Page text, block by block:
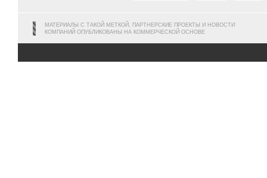
МАТЕРИАЛЫ С ТАКОЙ МЕТКОЙ, ПАРТНЕРСКИЕ ПРОЕКТЫ И НОВОСТИ
КОМПАНИЙ ОПУБЛИКОВАНЫ НА КОММЕРЧЕСКОЙ ОСНОВЕ